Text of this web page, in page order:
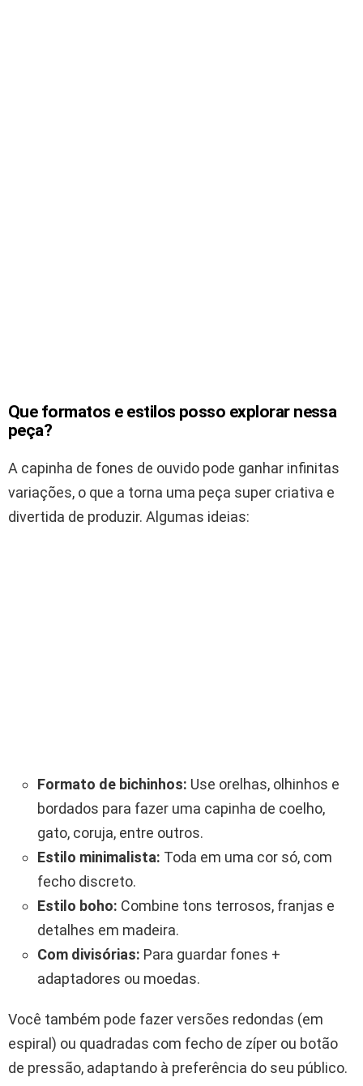
Que formatos e estilos posso explorar nessa
peça?
A capinha de fones de ouvido pode ganhar infinitas
variações, o que a torna uma peça super criativa e
divertida de produzir. Algumas ideias:
Formato de bichinhos: Use orelhas, olhinhos e
bordados para fazer uma capinha de coelho,
gato, coruja, entre outros.
Estilo minimalista: Toda em uma cor só, com
fecho discreto.
Estilo boho: Combine tons terrosos, franjas e
detalhes em madeira.
Com divisórias: Para guardar fones +
adaptadores ou moedas.
Você também pode fazer versões redondas (em
espiral) ou quadradas com fecho de zíper ou botão
de pressão, adaptando à preferência do seu público.